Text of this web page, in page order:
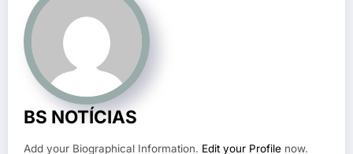
BS NOTÍCIAS
Add your Biographical Information. Edit your Profile now.